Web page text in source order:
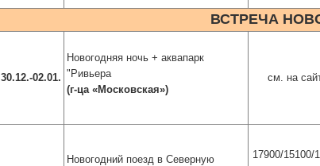
ВСТРЕЧА
30.12.-02.01.
Новогодняя ночь + аквапарк
"Ривьера
(г-ца «Московская»)
см. на
Новогодний поезд в Северную
17900/15100/